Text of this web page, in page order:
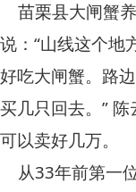
苗栗县大闸蟹
说：“山线这个地
好吃大闸蟹。路
买几只回去。”
可以卖好几万。
从33年前第一